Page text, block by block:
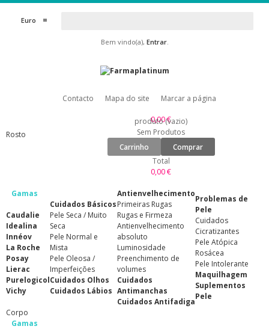
Euro
Bem vindo(a), Entrar.
Contacto Mapa do site Marcar a página
0,00 €
produto (vazio)
Sem Produtos
Carrinho
Comprar
Total
0,00 €
Rosto
Gamas
Caudalie
Idealina
Innéov
La Roche
Posay
Lierac
Purelogicol
Vichy
Cuidados Básicos
Pele Seca / Muito
Seca
Pele Normal e
Mista
Pele Oleosa /
Imperfeições
Cuidados Olhos
Cuidados Lábios
Antienvelhecimento
Primeiras Rugas
Rugas e Firmeza
Antienvelhecimento
absoluto
Luminosidade
Preenchimento de
volumes
Cuidados
Antimanchas
Cuidados Antifadiga
Problemas de
Pele
Cuidados
Cicratizantes
Pele Atópica
Rosácea
Pele Intolerante
Maquilhagem
Suplementos
Pele
Corpo
Gamas